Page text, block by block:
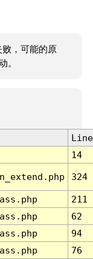
，可能的原
。
Line
14
324
211
62
94
76